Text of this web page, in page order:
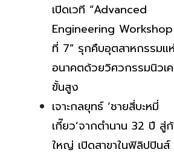
เปิดเวที “Advanced
Engineering
ที่ 7” รุกคืบอุตสาหกรรมแ
อนาคตด้วยวิศวกรรมนิวเ
ขั้นสูง
เจาะกลยุทธ์ ‘ชายสี่บะหมี่
เกี๊ยว’จากตำนาน 32 ปี สู่
ใหญ่ เปิดสาขาในฟิลิปปินส์